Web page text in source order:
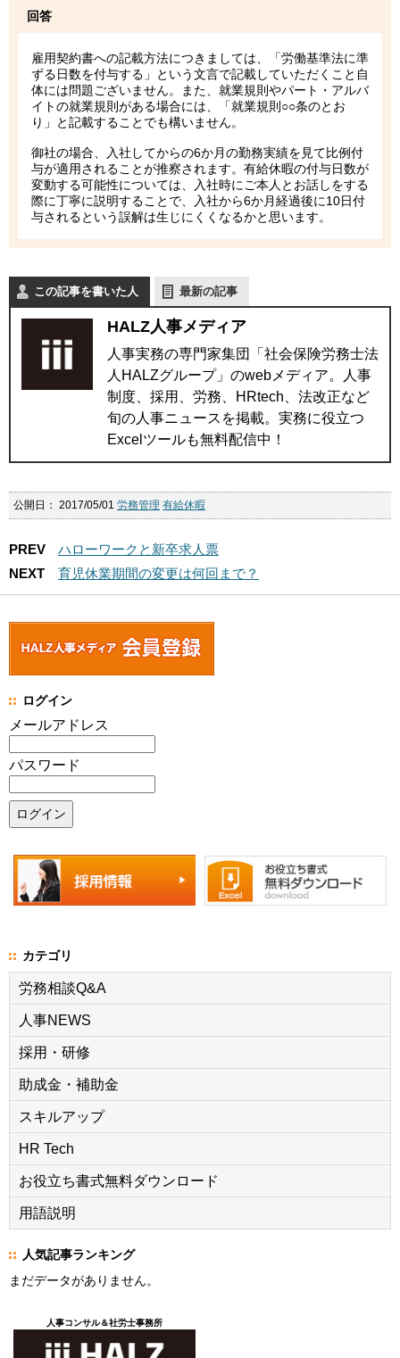
回答
雇用契約書への記載方法につきましては、「労働基準法に準
ずる日数を付与する」という文言で記載していただくこと自
体には問題ございません。また、就業規則やパート・アルバ
イトの就業規則がある場合には、「就業規則○○条のとお
り」と記載することでも構いません。
御社の場合、入社してからの6か月の勤務実績を見て比例付
与が適用されることが推察されます。有給休暇の付与日数が
変動する可能性については、入社時にご本人とお話しをする
際に丁寧に説明することで、入社から6か月経過後に10日付
与されるという誤解は生じにくくなるかと思います。
この記事を書いた人 最新の記事
HALZ人事メディア
人事実務の専門家集団「社会保険労務士法
人HALZグループ」のwebメディア。人事
制度、採用、労務、HRtech、法改正など
旬の人事ニュースを掲載。実務に役立つ
Excelツールも無料配信中！
公開日： 2017/05/01 労務管理 有給休暇
PREV
ハローワークと新卒求人票
NEXT
育児休業期間の変更は何回まで？
ログイン
メールアドレス
パスワード
カテゴリ
労務相談Q&A
人事NEWS
採用・研修
助成金・補助金
スキルアップ
HR Tech
お役立ち書式無料ダウンロード
用語説明
人気記事ランキング
まだデータがありません。
人事コンサル＆社労士事務所